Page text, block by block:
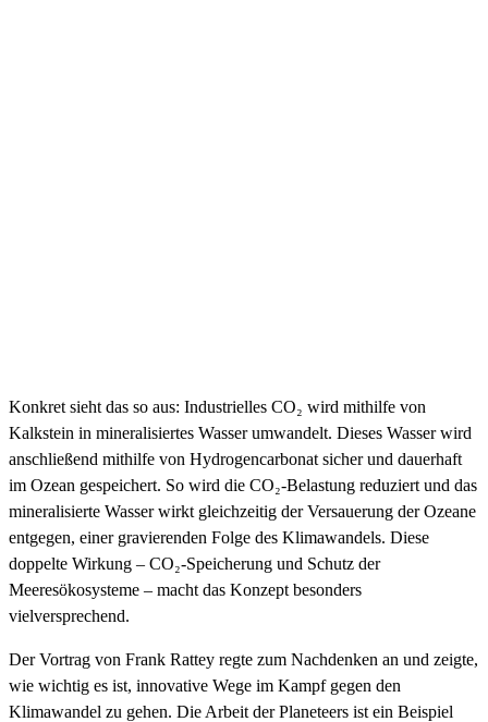
Konkret sieht das so aus: Industrielles CO₂ wird mithilfe von
Kalkstein in mineralisiertes Wasser umwandelt. Dieses Wasser wird
anschließend mithilfe von Hydrogencarbonat sicher und dauerhaft
im Ozean gespeichert. So wird die CO₂-Belastung reduziert und das
mineralisierte Wasser wirkt gleichzeitig der Versauerung der Ozeane
entgegen, einer gravierenden Folge des Klimawandels. Diese
doppelte Wirkung – CO₂-Speicherung und Schutz der
Meeresökosysteme – macht das Konzept besonders
vielversprechend.
Der Vortrag von Frank Rattey regte zum Nachdenken an und zeigte,
wie wichtig es ist, innovative Wege im Kampf gegen den
Klimawandel zu gehen. Die Arbeit der Planeteers ist ein Beispiel